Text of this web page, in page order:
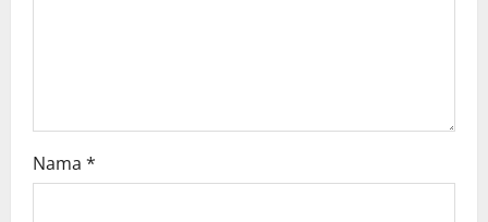
Nama *